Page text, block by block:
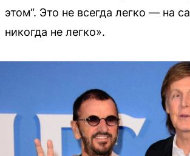
этом“. Это не всегда легко — на
никогда не легко».